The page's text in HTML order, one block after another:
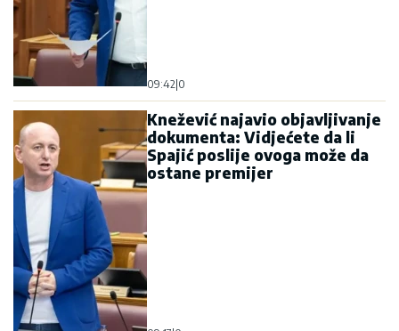
09:42 0
Knežević najavio objavljivanje
dokumenta: Vidjećete da li
Spajić poslije ovoga može da
ostane premijer